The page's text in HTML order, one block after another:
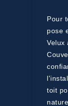
Pour
pose
Velux
toit